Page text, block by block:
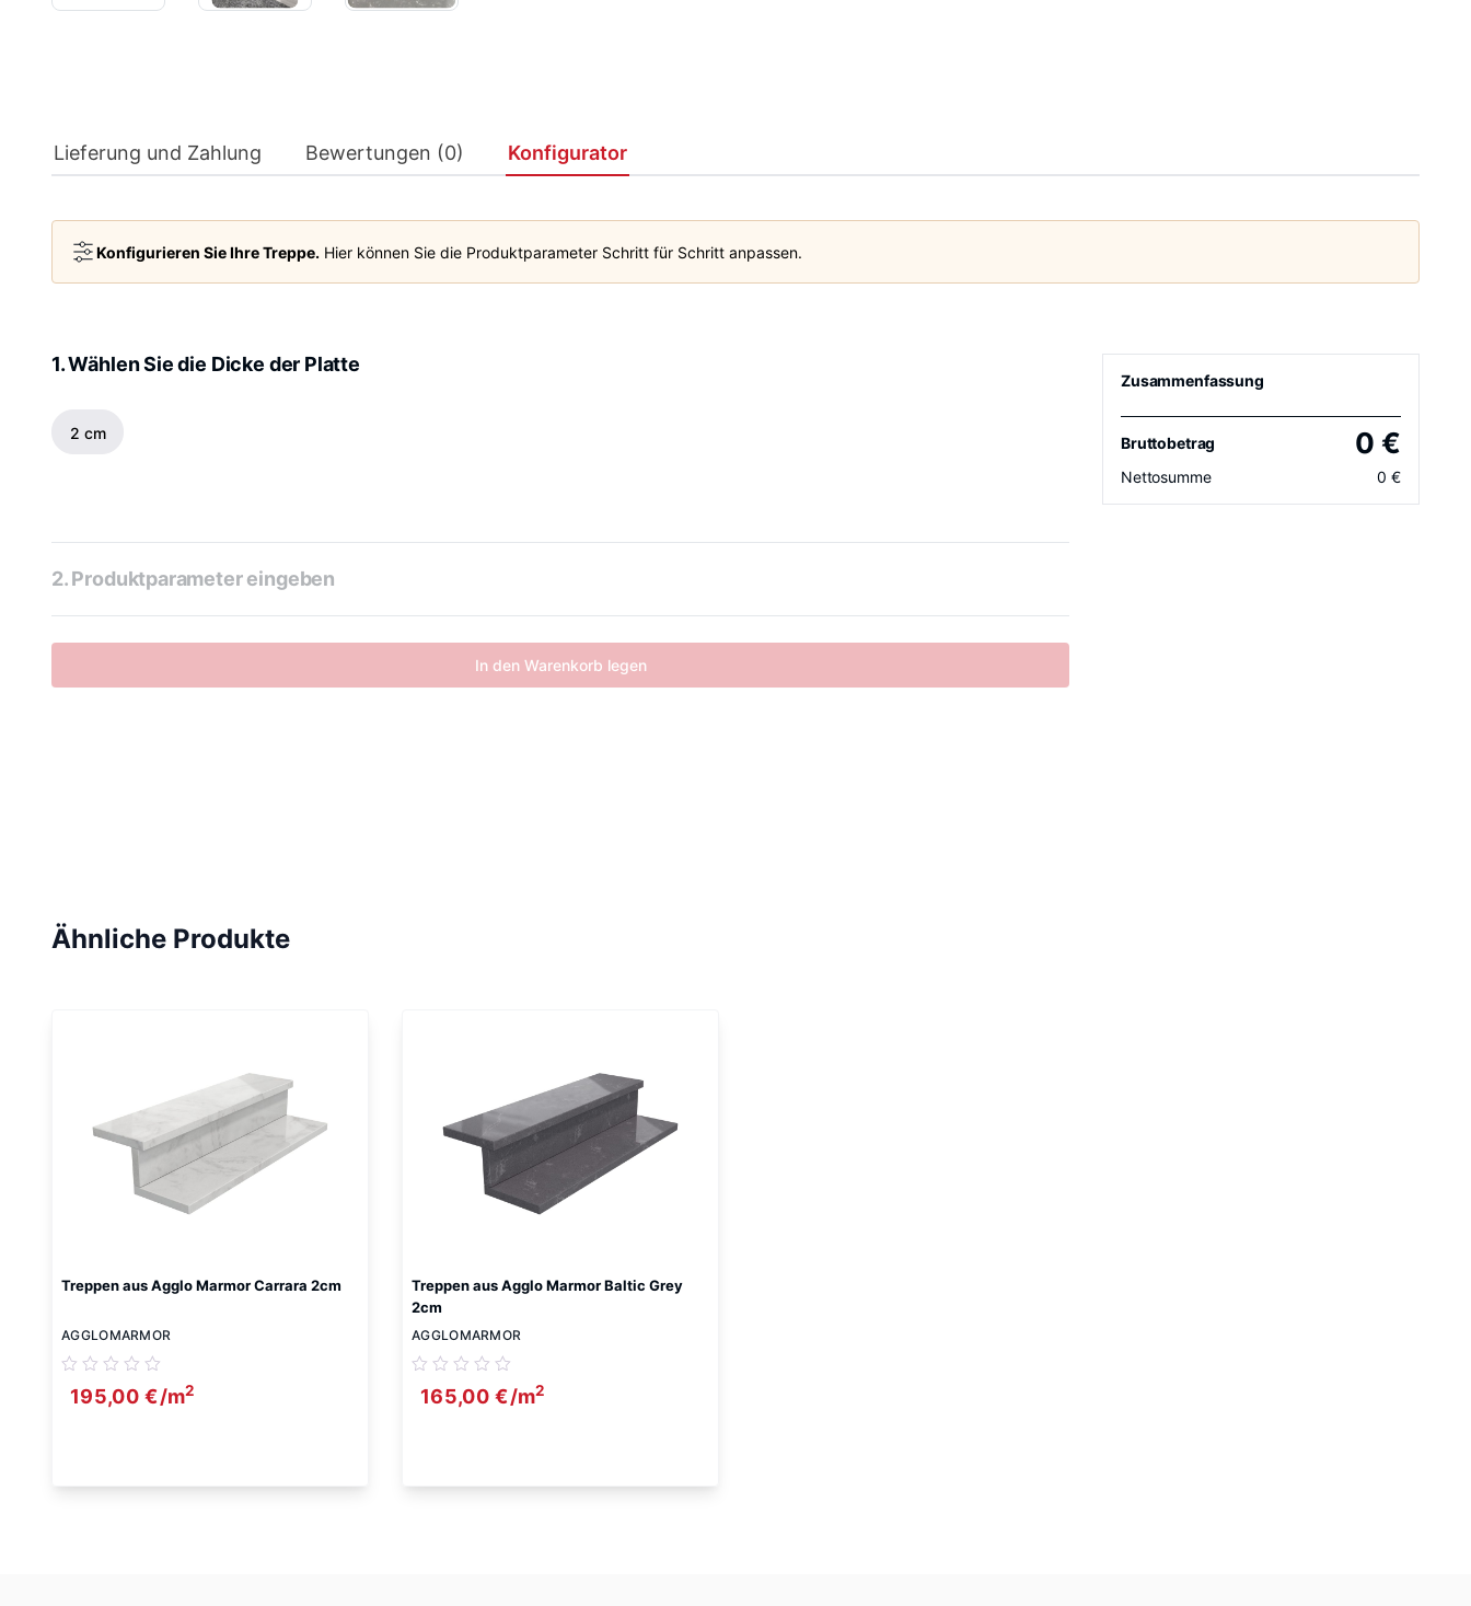
Lieferung und Zahlung Bewertungen (0) Konfigurator
Konfigurieren Sie Ihre Treppe. Hier können Sie die Produktparameter Schritt für Schritt anpassen.
1. Wählen Sie die Dicke der Platte
2 cm
2. Produktparameter eingeben
In den Warenkorb legen
Zusammenfassung
Bruttobetrag 0 €
Nettosumme 0 €
Ähnliche Produkte
Treppen aus Agglo Marmor Carrara 2cm
AGGLOMARMOR
195,00 €/m2
Treppen aus Agglo Marmor Baltic Grey
2cm
AGGLOMARMOR
165,00 €/m2